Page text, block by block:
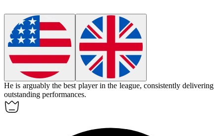
He is arguably the best player in the league, consistently delivering
outstanding performances.